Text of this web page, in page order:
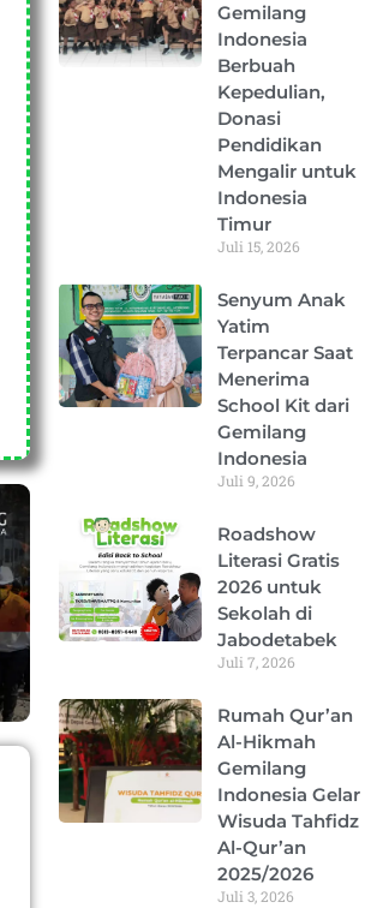
Gemilang
Indonesia
Berbuah
Kepedulian,
Donasi
Pendidikan
Mengalir untuk
Indonesia
Timur
Juli 15, 2026
Senyum Anak
Yatim
Terpancar Saat
Menerima
School Kit dari
Gemilang
Indonesia
Juli 9, 2026
Roadshow
Literasi Gratis
2026 untuk
Sekolah di
Jabodetabek
Juli 7, 2026
Rumah Qur’an
Al-Hikmah
Gemilang
Indonesia Gelar
Wisuda Tahfidz
Al-Qur’an
2025/2026
Juli 3, 2026